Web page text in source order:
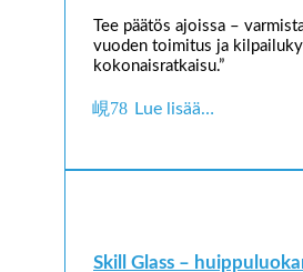
Tee päätös ajoissa –
vuoden toimitus ja
kokonaisratkaisu.”
Lue lisää…
Skill Glass –